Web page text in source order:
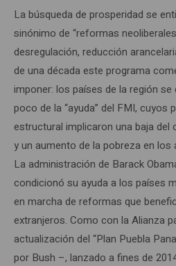
La búsqueda de prosperidad se
sinónimo de “reformas
desregulación, reducción
de una década este programa
imponer: los países de la región
poco de la “ayuda” del FMI, cuyos
estructural implicaron una baja
y un aumento de la pobreza en
La administración de Barack
condicionó su ayuda a los países
en marcha de reformas que
extranjeros. Como con la Alianza
actualización del “Plan Puebla
por Bush –, lanzado a fines de